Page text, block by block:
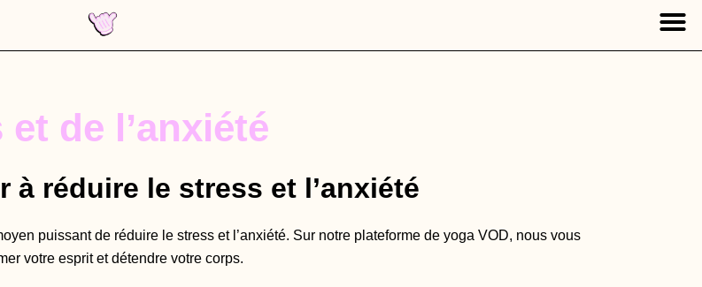
de l’anxiété
à réduire le stress et l’anxiété
puissant de réduire le stress et l’anxiété. Sur notre plateforme de yoga VOD, nous vous
votre esprit et détendre votre corps.